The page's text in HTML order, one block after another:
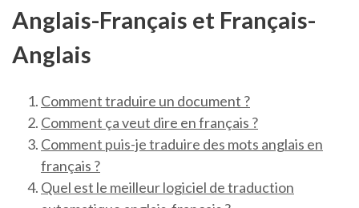
Anglais-Français et Français-
Anglais
Comment traduire un document ?
Comment ça veut dire en français ?
Comment puis-je traduire des mots anglais en
français ?
Quel est le meilleur logiciel de traduction